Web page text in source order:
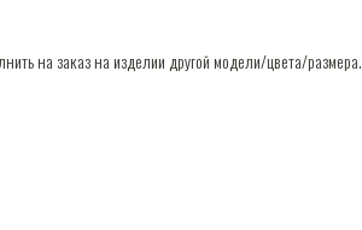
на заказ на изделии другой модели/цвета/размера.